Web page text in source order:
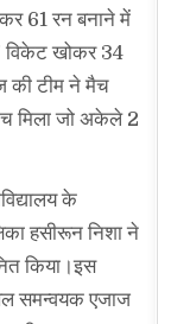
61 रन बनाने में
खोकर 34
की टीम ने मैच
मिला जो अकेले 2
के
हसीरून निशा ने
किया।इस
समन्वयक एजाज